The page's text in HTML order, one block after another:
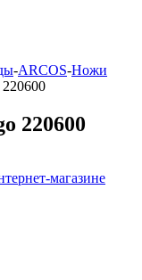
-ARCOS-Ножи
220600